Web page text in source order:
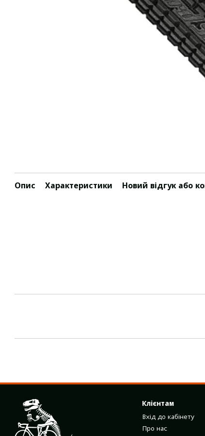
Опис Характеристики Новий відгук або
Клієнтам
Вхід до кабінету
Про нас